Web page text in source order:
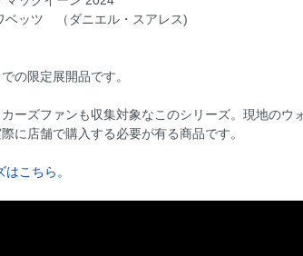
ベッツ （ダニエル・スアレス)
の限定展開品です。
ーズファンも収集対象なこのシリーズ。現地のウ
に店舗で購入する必要が有る商品です。
こちら。